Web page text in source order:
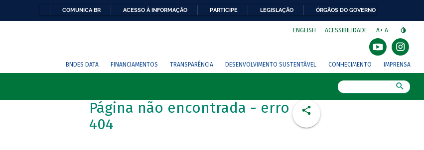
COMUNICA BR ACESSO À INFORMAÇÃO PARTICIPE LEGISLAÇÃO ÓRGÃOS DO GOVERNO
ENGLISH ACESSIBILIDADE A+ A-
BNDES DATA FINANCIAMENTOS TRANSPARÊNCIA DESENVOLVIMENTO SUSTENTÁVEL CONHECIMENTO IMPRENSA
Página não encontrada - erro
404